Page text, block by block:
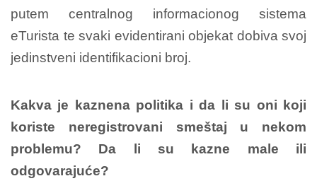
putem centralnog informacionog sistema
eTurista te svaki evidentirani objekat dobiva svoj
jedinstveni identifikacioni broj.
Kakva je kaznena politika i da li su oni koji
koriste neregistrovani smeštaj u nekom
problemu? Da li su kazne male ili
odgovarajuće?